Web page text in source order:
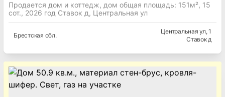
Продается дом и коттедж, дом общая площадь: 151м², 15
сот., 2026 год Ставок д, Центральная ул
Брестская обл.
Центральная ул, 1
Ставок д